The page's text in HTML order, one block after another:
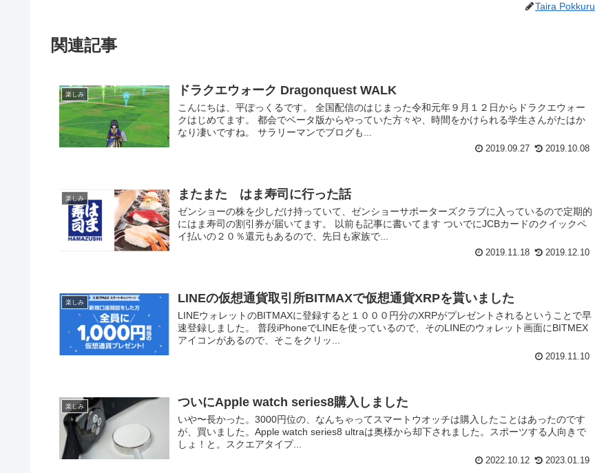
Taira Pokkuru
関連記事
楽しみ ドラクエウォーク Dragonquest WALK
こんにちは、平ぽっくるです。 全国配信のはじまった令和元年９月１２日からドラクエウォー
クはじめてます。 都会でベータ版からやっていた方々や、時間をかけられる学生さんがたはか
なり凄いですね。 サラリーマンでブログも...
2019.09.27 2019.10.08
楽しみ またまた はま寿司に行った話
ゼンショーの株を少しだけ持っていて、ゼンショーサポーターズクラブに入っているので定期的
にはま寿司の割引券が届いてます。 以前も記事に書いてます ついでにJCBカードのクイックペ
イ払いの２０％還元もあるので、先日も家族で...
2019.11.18 2019.12.10
楽しみ LINEの仮想通貨取引所BITMAXで仮想通貨XRPを貰いました
LINEウォレットのBITMAXに登録すると１０００円分のXRPがプレゼントされるということで早
速登録しました。 普段iPhoneでLINEを使っているので、そのLINEのウォレット画面にBITMEX
アイコンがあるので、そこをクリッ...
2019.11.10
楽しみ ついにApple watch series8購入しました
いや〜長かった。3000円位の、なんちゃってスマートウオッチは購入したことはあったのです
が、買いました。Apple watch series8 ultraは奥様から却下されました。スポーツする人向きで
しょ！と。スクエアタイプ...
2022.10.12 2023.01.19